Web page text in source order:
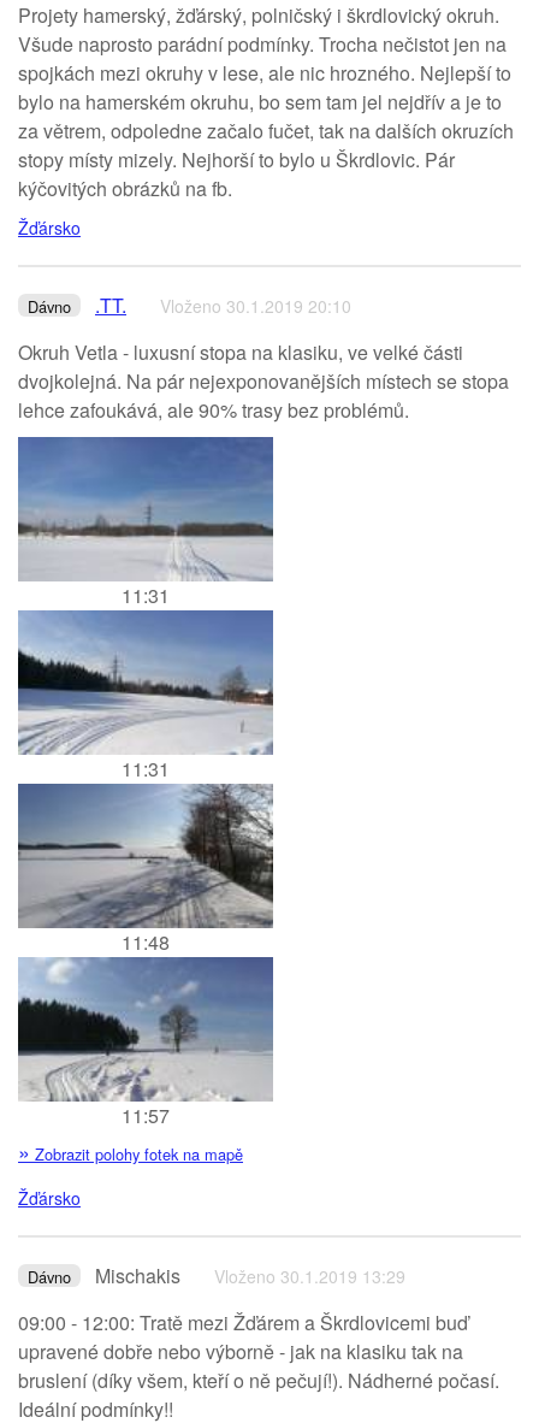
Projety hamerský, žďárský, polničský i škrdlovický okruh.
Všude naprosto parádní podmínky. Trocha nečistot jen na
spojkách mezi okruhy v lese, ale nic hrozného. Nejlepší to
bylo na hamerském okruhu, bo sem tam jel nejdřív a je to
za větrem, odpoledne začalo fučet, tak na dalších okruzích
stopy místy mizely. Nejhorší to bylo u Škrdlovic. Pár
kýčovitých obrázků na fb.
Žďársko
Dávno .TT. Vloženo 30.1.2019 20:10
Okruh Vetla - luxusní stopa na klasiku, ve velké části
dvojkolejná. Na pár nejexponovanějších místech se stopa
lehce zafoukává, ale 90% trasy bez problémů.
11:31
11:31
11:48
11:57
» Zobrazit polohy fotek na mapě
Žďársko
Dávno Mischakis Vloženo 30.1.2019 13:29
09:00 - 12:00: Tratě mezi Žďárem a Škrdlovicemi buď
upravené dobře nebo výborně - jak na klasiku tak na
bruslení (díky všem, kteří o ně pečují!). Nádherné počasí.
Ideální podmínky!!